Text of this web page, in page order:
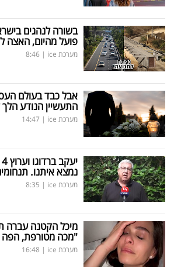
בשורה לנהגים
פועל מהיום, האצה
מערכת ice |
8:46
אבל כבד בעולם
התעשיין הנודע הלך
מערכת ice |
14:47
נמצא איתנו.
מערכת ice |
8:35
מיכל הקטנה עברה
"מכה מטורפת,
מערכת ice |
16:48